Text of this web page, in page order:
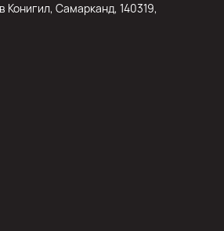
Конигил, Самарканд, 140319,